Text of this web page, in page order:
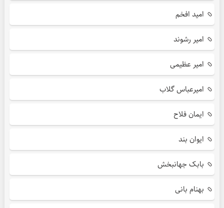
امید افخم
امیر رشوند
امیر عظیمی
امیرعباس گلاب
ایمان فلاح
ایوان بند
بابک جهانبخش
بهنام بانی